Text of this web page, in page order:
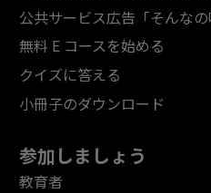
公共サービス広告「そんな
無料 E コースを始める
クイズに答える
小冊子のダウンロード
参加しましょう
教育者